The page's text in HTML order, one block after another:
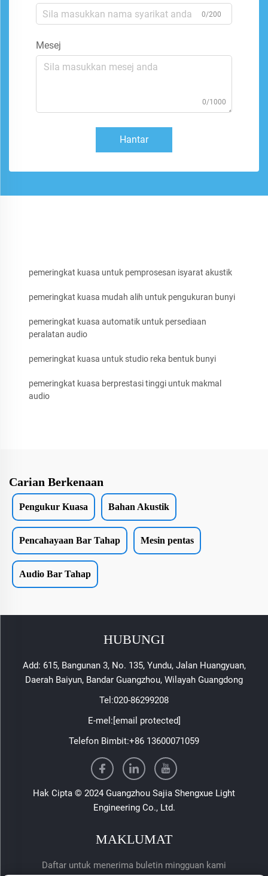
0/200
Mesej
0/1000
Hantar
pemeringkat kuasa untuk pemprosesan isyarat akustik
pemeringkat kuasa mudah alih untuk pengukuran bunyi
pemeringkat kuasa automatik untuk persediaan
peralatan audio
pemeringkat kuasa untuk studio reka bentuk bunyi
pemeringkat kuasa berprestasi tinggi untuk makmal
audio
Carian Berkenaan
Pengukur Kuasa Bahan Akustik
Pencahayaan Bar Tahap Mesin pentas
Audio Bar Tahap
HUBUNGI
Add: 615, Bangunan 3, No. 135, Yundu, Jalan Huangyuan,
Daerah Baiyun, Bandar Guangzhou, Wilayah Guangdong
Tel:020-86299208
E-mel:[email protected]
Telefon Bimbit:+86 13600071059
Hak Cipta © 2024 Guangzhou Sajia Shengxue Light
Engineering Co., Ltd.
MAKLUMAT
Daftar untuk menerima buletin mingguan kami